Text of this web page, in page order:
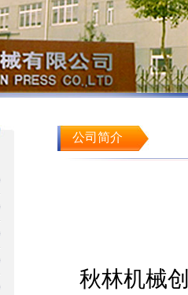
公司简介
秋林机械